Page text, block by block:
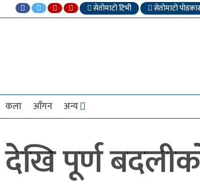
सेतोमाटो टिभी सेतोमाटो
कला आँगन अन्य
पूर्ण